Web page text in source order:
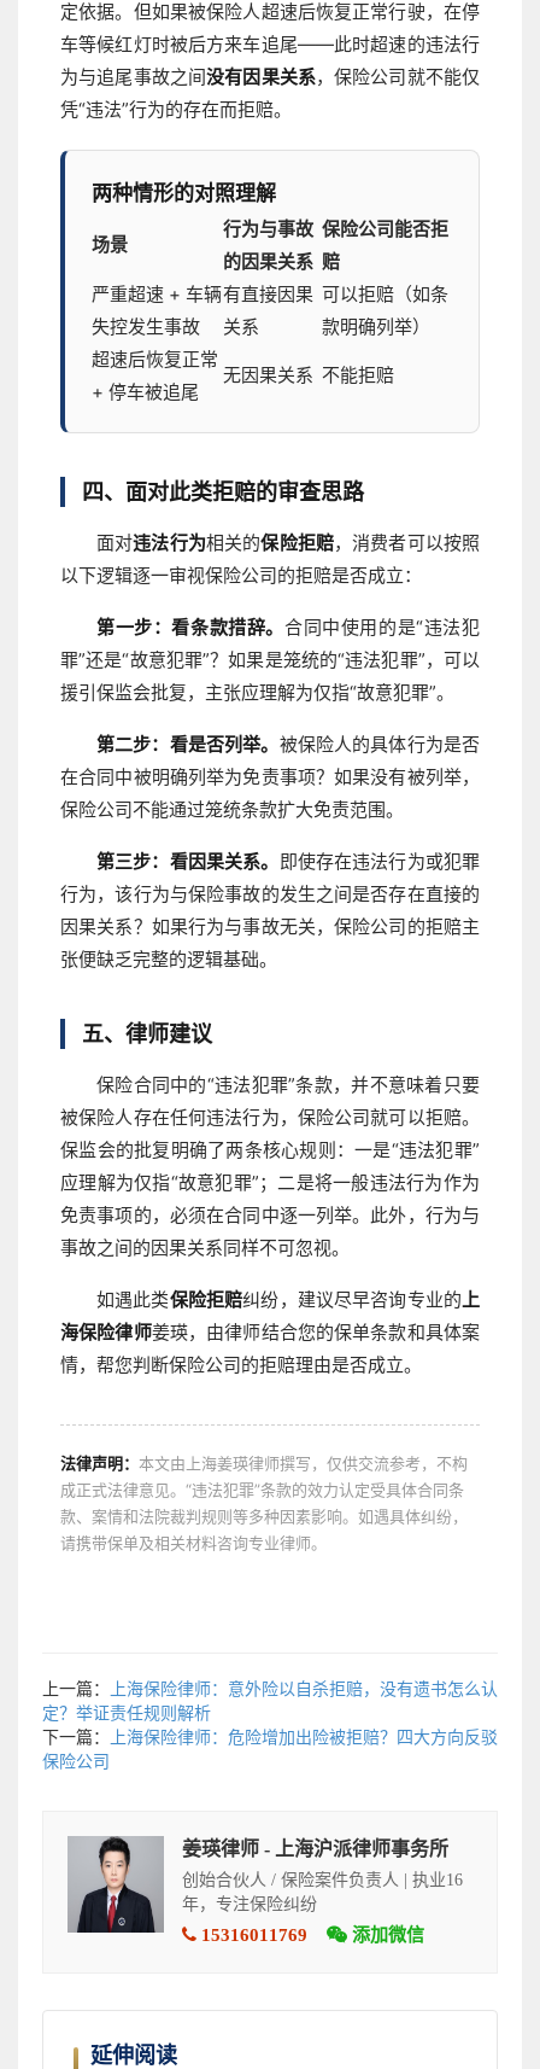
定依据。但如果被保险人超速后恢复正常行驶，在停
车等候红灯时被后方来车追尾——此时超速的违法行
为与追尾事故之间没有因果关系，保险公司就不能仅
凭“违法”行为的存在而拒赔。
两种情形的对照理解
场景
行为与事故
的因果关系
保险公司能否拒
赔
严重超速 + 车辆
失控发生事故
有直接因果
关系
可以拒赔（如条
款明确列举）
超速后恢复正常
+ 停车被追尾
无因果关系 不能拒赔
四、面对此类拒赔的审查思路
面对违法行为相关的保险拒赔，消费者可以按照
以下逻辑逐一审视保险公司的拒赔是否成立：
第一步：看条款措辞。 合同中使用的是“违法犯
罪”还是“故意犯罪”？如果是笼统的“违法犯罪”，可以
援引保监会批复，主张应理解为仅指“故意犯罪”。
第二步：看是否列举。 被保险人的具体行为是否
在合同中被明确列举为免责事项？如果没有被列举，
保险公司不能通过笼统条款扩大免责范围。
第三步：看因果关系。 即使存在违法行为或犯罪
行为，该行为与保险事故的发生之间是否存在直接的
因果关系？如果行为与事故无关，保险公司的拒赔主
张便缺乏完整的逻辑基础。
五、律师建议
保险合同中的“违法犯罪”条款，并不意味着只要
被保险人存在任何违法行为，保险公司就可以拒赔。
保监会的批复明确了两条核心规则：一是“违法犯罪”
应理解为仅指“故意犯罪”；二是将一般违法行为作为
免责事项的，必须在合同中逐一列举。此外，行为与
事故之间的因果关系同样不可忽视。
如遇此类保险拒赔纠纷，建议尽早咨询专业的上
海保险律师姜瑛，由律师结合您的保单条款和具体案
情，帮您判断保险公司的拒赔理由是否成立。
法律声明： 本文由上海姜瑛律师撰写，仅供交流参考，不构
成正式法律意见。“违法犯罪”条款的效力认定受具体合同条
款、案情和法院裁判规则等多种因素影响。如遇具体纠纷，
请携带保单及相关材料咨询专业律师。
上一篇：
上海保险律师：意外险以自杀拒赔，没有遗书怎么认
定？举证责任规则解析
下一篇：
上海保险律师：危险增加出险被拒赔？四大方向反驳
保险公司
姜瑛律师 - 上海沪派律师事务所
创始合伙人 / 保险案件负责人 | 执业16
年，专注保险纠纷
15316011769 添加微信
延伸阅读